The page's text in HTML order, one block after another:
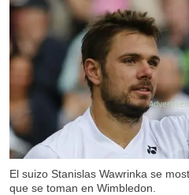
El suizo Stanislas Wawrinka se
que se toman en Wimbledon.